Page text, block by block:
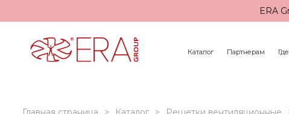
ERA
Каталог Партнерам